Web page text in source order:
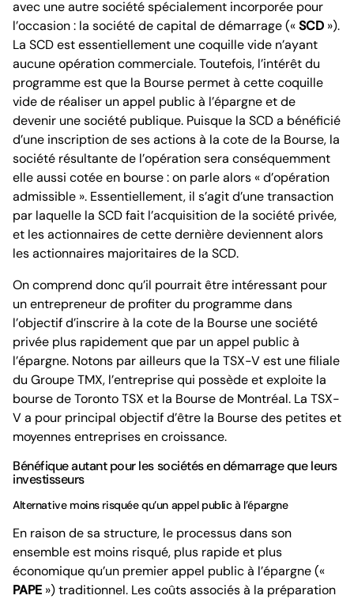
avec une autre société spécialement incorporée pour
l’occasion : la société de capital de démarrage («SCD »).
La SCD est essentiellement une coquille vide n’ayant
aucune opération commerciale. Toutefois, l’intérêt du
programme est que la Bourse permet à cette coquille
vide de réaliser un appel public à l’épargne et de
devenir une société publique. Puisque la SCD a bénéficié
d’une inscription de ses actions à la cote de la Bourse, la
société résultante de l’opération sera conséquemment
elle aussi cotée en bourse : on parle alors « d’opération
admissible ». Essentiellement, il s’agit d’une transaction
par laquelle la SCD fait l’acquisition de la société privée,
et les actionnaires de cette dernière deviennent alors
les actionnaires majoritaires de la SCD.
On comprend donc qu’il pourrait être intéressant pour
un entrepreneur de profiter du programme dans
l’objectif d’inscrire à la cote de la Bourse une société
privée plus rapidement que par un appel public à
l’épargne. Notons par ailleurs que la TSX-V est une filiale
du Groupe TMX, l’entreprise qui possède et exploite la
bourse de Toronto TSX et la Bourse de Montréal. La TSX-
V a pour principal objectif d’être la Bourse des petites et
moyennes entreprises en croissance.
Bénéfique autant pour les sociétés en démarrage que leurs
investisseurs
Alternative moins risquée qu’un appel public à l’épargne
En raison de sa structure, le processus dans son
ensemble est moins risqué, plus rapide et plus
économique qu’un premier appel public à l’épargne («
PAPE ») traditionnel. Les coûts associés à la préparation